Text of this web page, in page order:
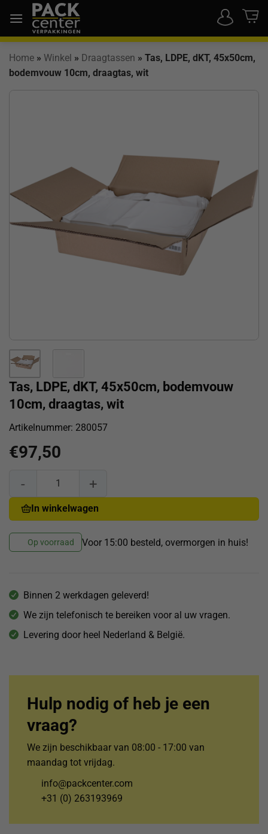
naar
inhoud
Home » Winkel » Draagtassen » Tas, LDPE, dKT, 45x50cm,
bodemvouw 10cm, draagtas, wit
Tas, LDPE, dKT, 45x50cm, bodemvouw
10cm, draagtas, wit
Artikelnummer: 280057
€97,50
In winkelwagen
Op voorraad Voor 15:00 besteld, overmorgen in huis!
Binnen 2 werkdagen geleverd!
We zijn telefonisch te bereiken voor al uw vragen.
Levering door heel Nederland & België.
Hulp nodig of heb je een
vraag?
We zijn beschikbaar van 08:00 - 17:00 van
maandag tot vrijdag.
info@packcenter.com
+31 (0) 263193969